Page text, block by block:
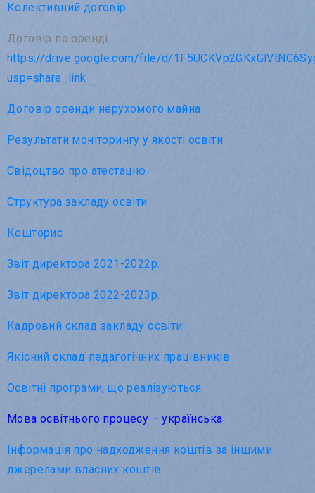
Колективний договір
Договір по оренді :
https://drive.google.com/file/d/
usp=share_link
Договір оренди нерухомого майна
Результати моніторингу у якості освіти
Свідоцтво про атестацію
Структура закладу освіти
Кошторис
Звіт директора 2021-2022р.
Звіт директора 2022-2023р.
Кадровий склад закладу освіти
Якісний склад педагогічних працівників
Освітні програми, що реалізуються
Мова освітнього процесу – українська
Інформація про надходження коштів за іншими
джерелами власних коштів